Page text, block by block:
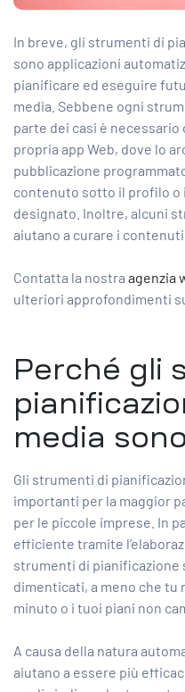
In breve, gli strumenti di
sono applicazioni
pianificare ed eseguire
media. Sebbene ogni
parte dei casi è necessario
propria app Web, dove lo
pubblicazione
contenuto sotto il profilo o
designato. Inoltre, alcuni
aiutano a curare i
Contatta la nostra agenzia
ulteriori approfondimenti
Perché gli
media
Gli strumenti di
importanti per la maggior
per le piccole imprese. In
efficiente tramite
strumenti di pianificazione
dimenticati, a meno che tu
minuto o i tuoi piani non
A causa della natura
aiutano a essere più